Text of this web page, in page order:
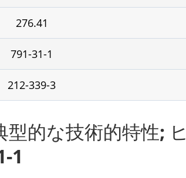
276.41
791-31-1
212-339-3
的な技術的特性; ヒ
1